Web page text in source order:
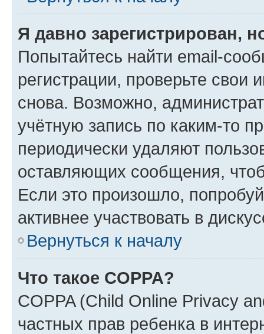
Я давно зарегистрирован,
Попытайтесь найти email-
регистрации, проверьте свои
снова. Возможно,
учётную запись по каким-то
периодически удаляют
оставляющих сообщения,
Если это произошло,
активнее участвовать в
Вернуться к началу
Что такое COPPA?
COPPA (Child Online Privacy
частных прав ребенка в